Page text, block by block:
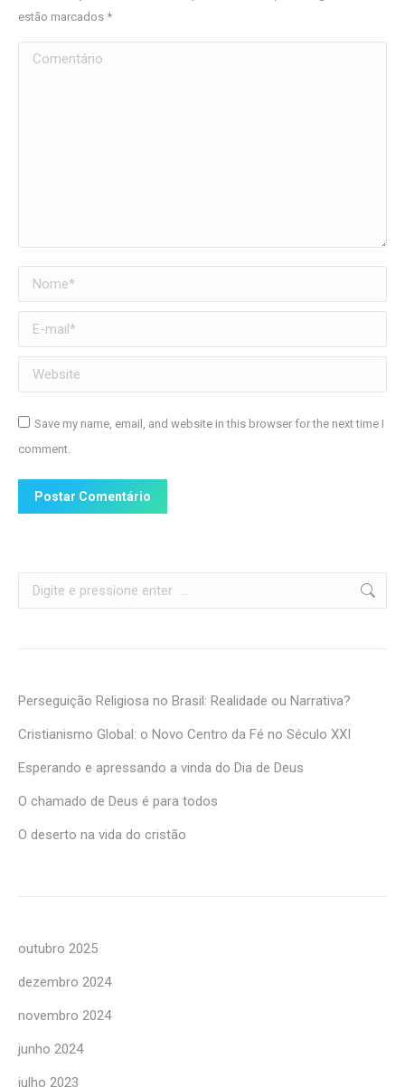
estão marcados *
Comentário
Nome *
E-mail *
Website
Save my name, email, and website in this browser for the next time I
comment.
Postar Comentário
Search:
Perseguição Religiosa no Brasil: Realidade ou Narrativa?
Cristianismo Global: o Novo Centro da Fé no Século XXI
Esperando e apressando a vinda do Dia de Deus
O chamado de Deus é para todos
O deserto na vida do cristão
outubro 2025
dezembro 2024
novembro 2024
junho 2024
julho 2023